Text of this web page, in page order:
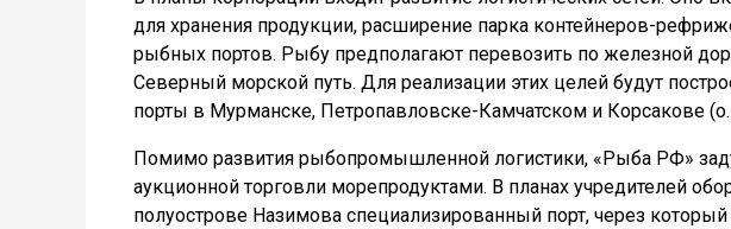
для хранения продукции, расширение парка контейнеров-
рыбных портов. Рыбу предполагают перевозить по железной
Северный морской путь. Для реализации этих целей будут
порты в Мурманске, Петропавловске-Камчатском и Корсакове (о.
Помимо развития рыбопромышленной логистики, «Рыба РФ»
аукционной торговли морепродуктами. В планах учредителей
полуострове Назимова специализированный порт, через